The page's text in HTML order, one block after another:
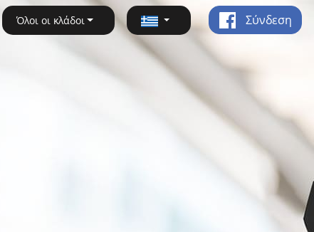
Όλοι οι κλάδοι Σύνδεση